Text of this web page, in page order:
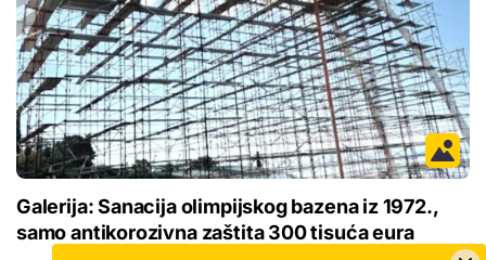
Galerija: Sanacija olimpijskog bazena iz 1972.,
samo antikorozivna zaštita 300 tisuća eura